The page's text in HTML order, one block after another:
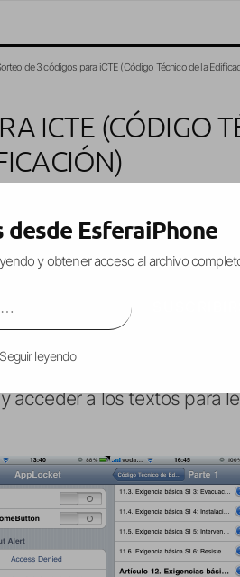
de 3 códigos para iCTE (Código Técnico de la
ICTE (CÓDIGO
nuestra mano, el
supuesto, esta
acceder a los textos para
desde EsferaiPhone
y obtener acceso al archivo
Seguir leyendo